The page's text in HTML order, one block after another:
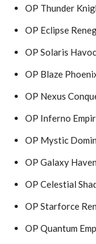
OP Thunder
OP Eclipse
OP Solaris Havoc
OP Blaze
OP Nexus
OP Inferno
OP Mystic
OP Galaxy
OP Celestial
OP Starforce
OP Quantum